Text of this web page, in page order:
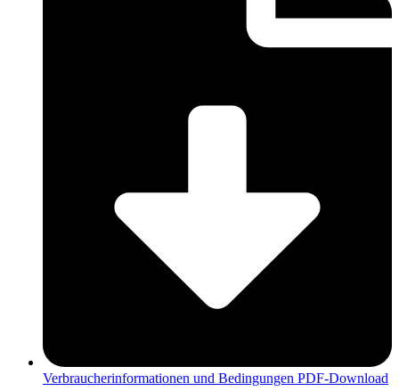
Verbraucherinformationen und Bedingungen PDF-Download